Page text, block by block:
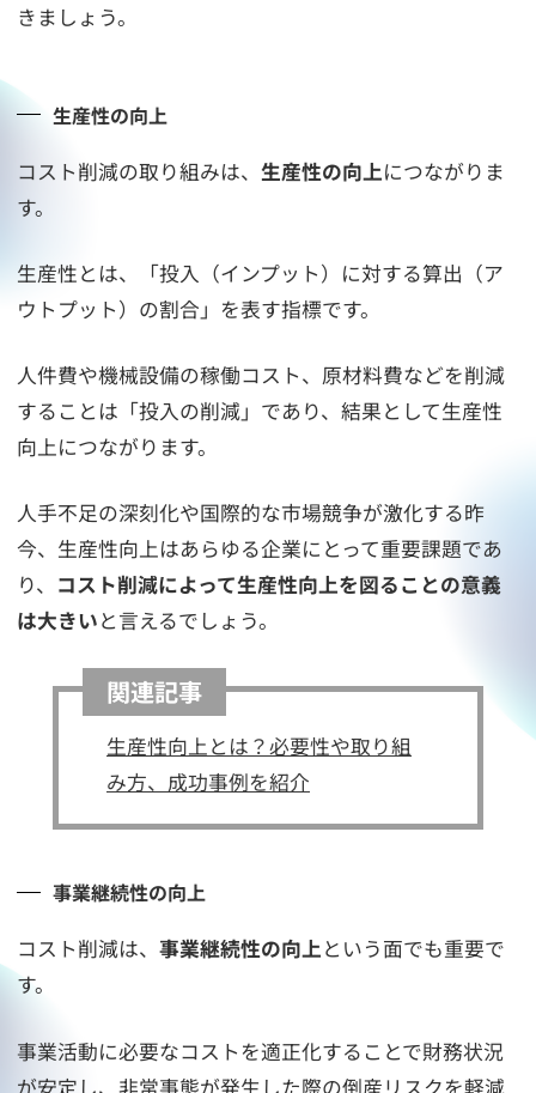
きましょう。
生産性の向上
コスト削減の取り組みは、 生産性の向上につながりま
す。
生産性とは、「投入（インプット）に対する算出（ア
ウトプット）の割合」を表す指標です。
人件費や機械設備の稼働コスト、原材料費などを削減
することは「投入の削減」であり、結果として生産性
向上につながります。
人手不足の深刻化や国際的な市場競争が激化する昨
今、生産性向上はあらゆる企業にとって重要課題であ
り、 コスト削減によって生産性向上を図ることの意義
は大きいと言えるでしょう。
関連記事
生産性向上とは？必要性や取り組
み方、成功事例を紹介
事業継続性の向上
コスト削減は、 事業継続性の向上という面でも重要で
す。
事業活動に必要なコストを適正化することで財務状況
が安定し、非常事態が発生した際の倒産リスクを軽減